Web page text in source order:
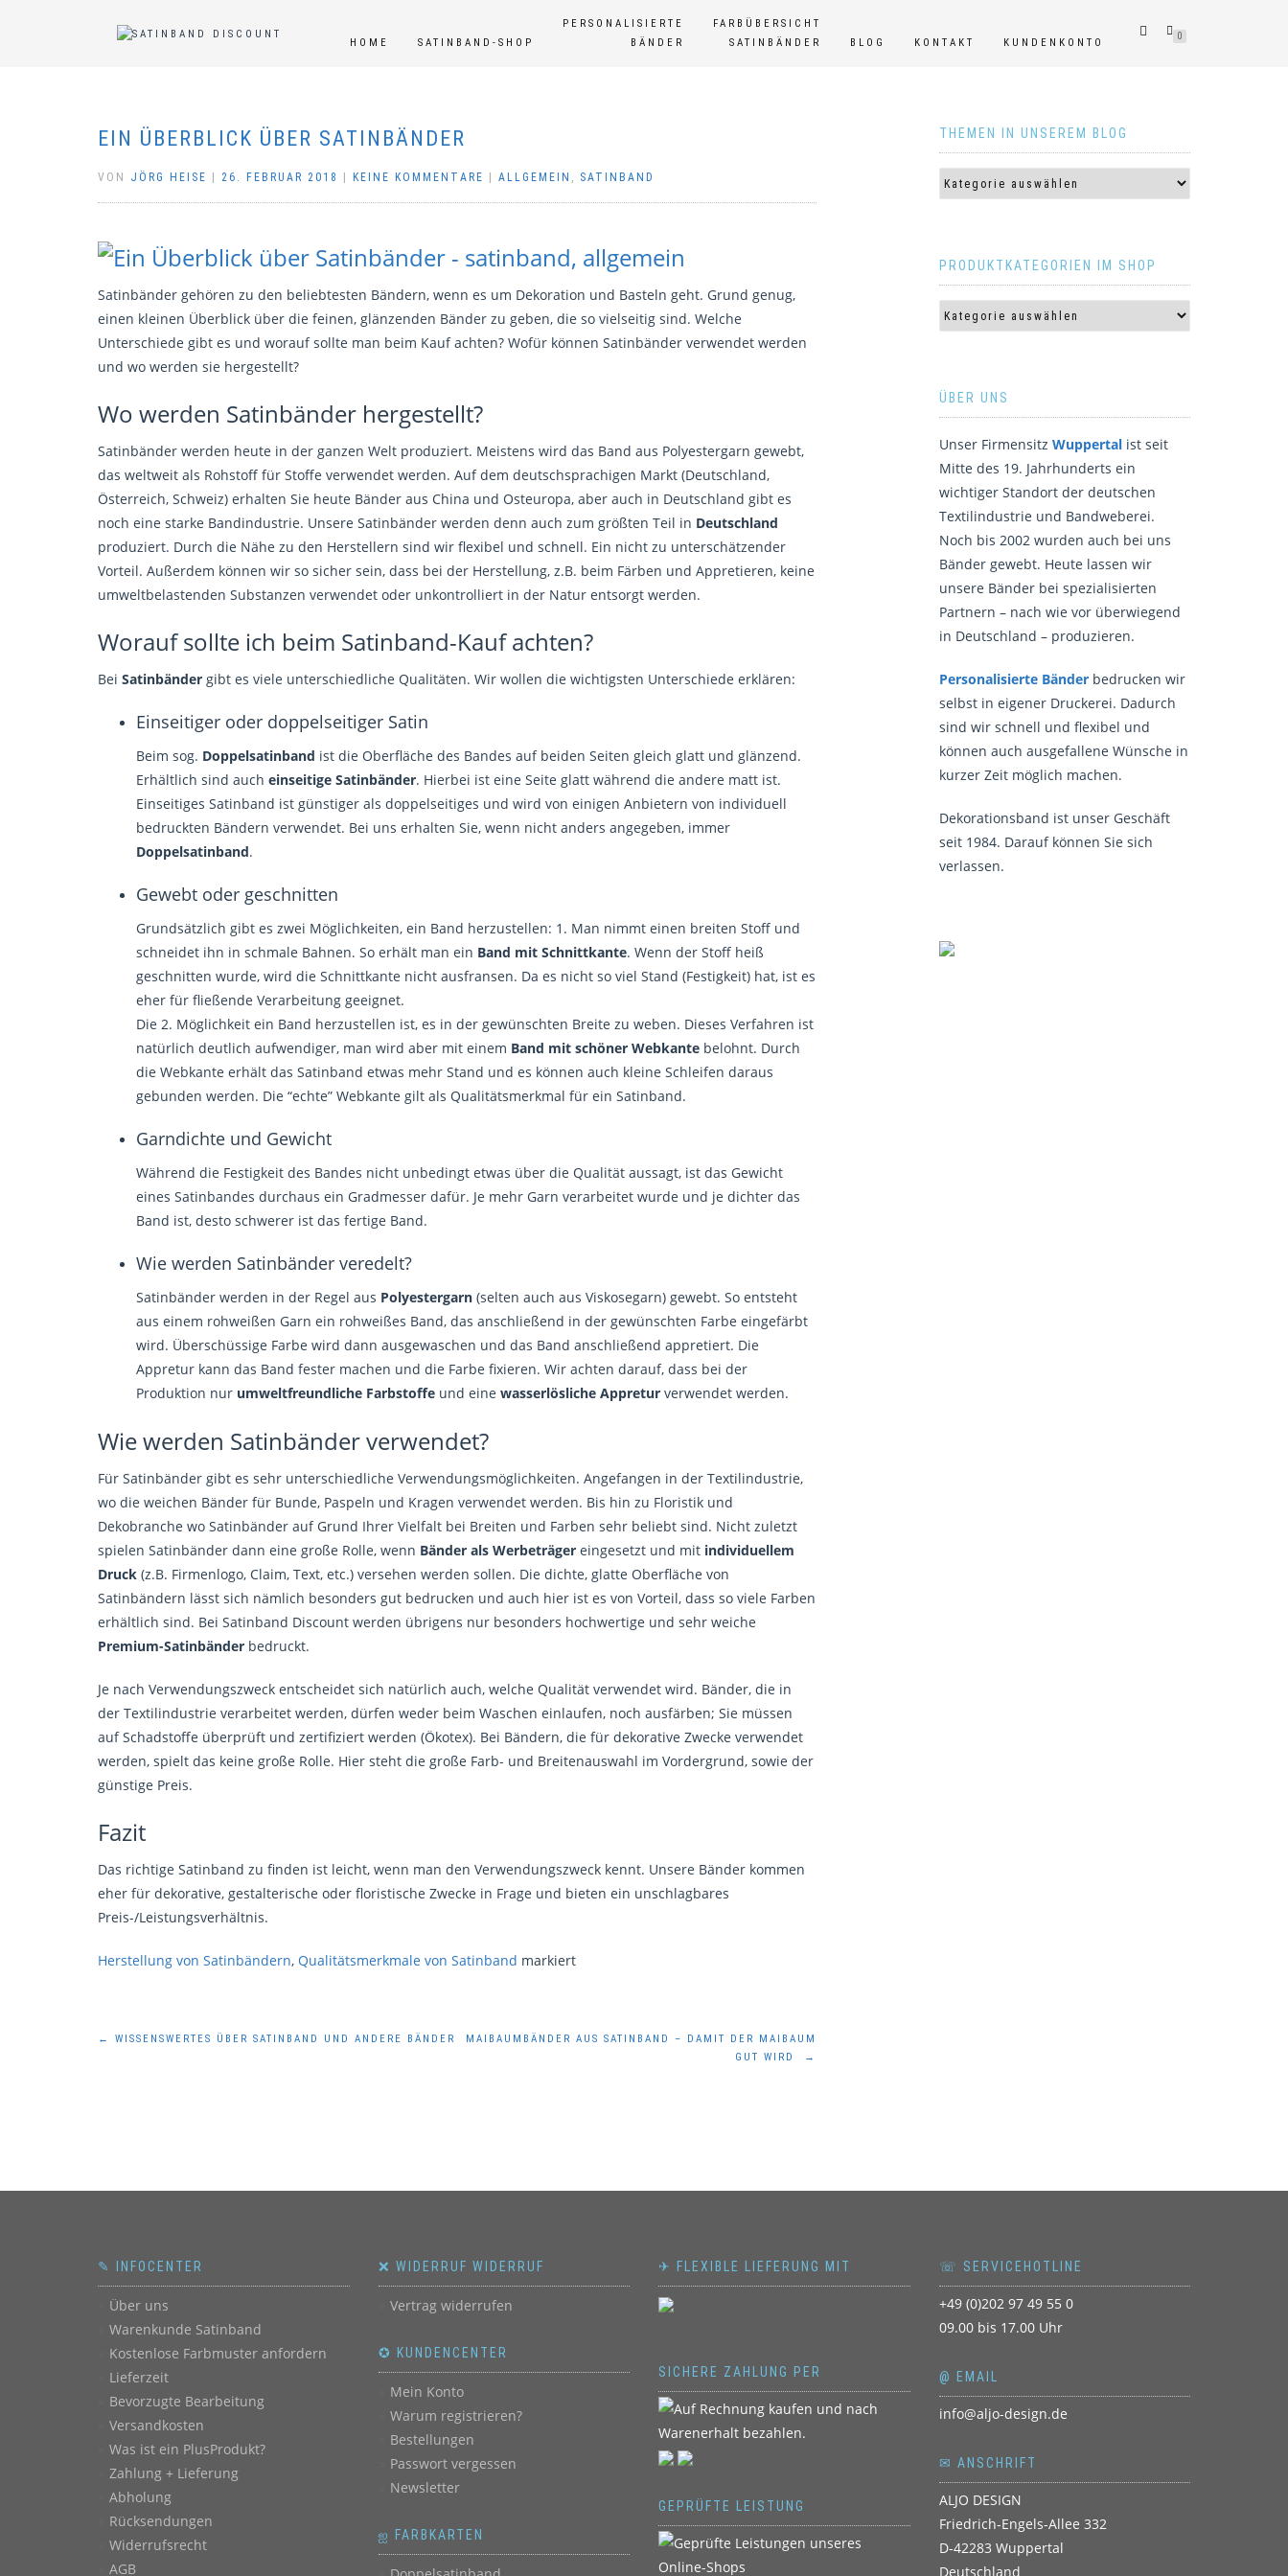
HOME SATINBAND-SHOP
PERSONALISIERTE
BÄNDER
FARBÜBERSICHT
SATINBÄNDER
BLOG KONTAKT KUNDENKONTO
0
EIN ÜBERBLICK ÜBER SATINBÄNDER
VON JÖRG HEISE 26. FEBRUAR 2018 KEINE KOMMENTARE ALLGEMEIN , SATINBAND
Satinbänder gehören zu den beliebtesten Bändern, wenn es um Dekoration und Basteln geht. Grund genug,
einen kleinen Überblick über die feinen, glänzenden Bänder zu geben, die so vielseitig sind. Welche
Unterschiede gibt es und worauf sollte man beim Kauf achten? Wofür können Satinbänder verwendet werden
und wo werden sie hergestellt?
Wo werden Satinbänder hergestellt?
Satinbänder werden heute in der ganzen Welt produziert. Meistens wird das Band aus Polyestergarn gewebt,
das weltweit als Rohstoff für Stoffe verwendet werden. Auf dem deutschsprachigen Markt (Deutschland,
Österreich, Schweiz) erhalten Sie heute Bänder aus China und Osteuropa, aber auch in Deutschland gibt es
noch eine starke Bandindustrie. Unsere Satinbänder werden denn auch zum größten Teil in Deutschland
produziert. Durch die Nähe zu den Herstellern sind wir flexibel und schnell. Ein nicht zu unterschätzender
Vorteil. Außerdem können wir so sicher sein, dass bei der Herstellung, z.B. beim Färben und Appretieren, keine
umweltbelastenden Substanzen verwendet oder unkontrolliert in der Natur entsorgt werden.
Worauf sollte ich beim Satinband-Kauf achten?
Bei Satinbänder gibt es viele unterschiedliche Qualitäten. Wir wollen die wichtigsten Unterschiede erklären:
Einseitiger oder doppelseitiger Satin
Beim sog. Doppelsatinband ist die Oberfläche des Bandes auf beiden Seiten gleich glatt und glänzend.
Erhältlich sind auch einseitige Satinbänder. Hierbei ist eine Seite glatt während die andere matt ist.
Einseitiges Satinband ist günstiger als doppelseitiges und wird von einigen Anbietern von individuell
bedruckten Bändern verwendet. Bei uns erhalten Sie, wenn nicht anders angegeben, immer
Doppelsatinband.
Gewebt oder geschnitten
Grundsätzlich gibt es zwei Möglichkeiten, ein Band herzustellen: 1. Man nimmt einen breiten Stoff und
schneidet ihn in schmale Bahnen. So erhält man ein Band mit Schnittkante. Wenn der Stoff heiß
geschnitten wurde, wird die Schnittkante nicht ausfransen. Da es nicht so viel Stand (Festigkeit) hat, ist es
eher für fließende Verarbeitung geeignet.
Die 2. Möglichkeit ein Band herzustellen ist, es in der gewünschten Breite zu weben. Dieses Verfahren ist
natürlich deutlich aufwendiger, man wird aber mit einem Band mit schöner Webkante belohnt. Durch
die Webkante erhält das Satinband etwas mehr Stand und es können auch kleine Schleifen daraus
gebunden werden. Die “echte” Webkante gilt als Qualitätsmerkmal für ein Satinband.
Garndichte und Gewicht
Während die Festigkeit des Bandes nicht unbedingt etwas über die Qualität aussagt, ist das Gewicht
eines Satinbandes durchaus ein Gradmesser dafür. Je mehr Garn verarbeitet wurde und je dichter das
Band ist, desto schwerer ist das fertige Band.
Wie werden Satinbänder veredelt?
Satinbänder werden in der Regel aus Polyestergarn (selten auch aus Viskosegarn) gewebt. So entsteht
aus einem rohweißen Garn ein rohweißes Band, das anschließend in der gewünschten Farbe eingefärbt
wird. Überschüssige Farbe wird dann ausgewaschen und das Band anschließend appretiert. Die
Appretur kann das Band fester machen und die Farbe fixieren. Wir achten darauf, dass bei der
Produktion nur umweltfreundliche Farbstoffe und eine wasserlösliche Appretur verwendet werden.
Wie werden Satinbänder verwendet?
Für Satinbänder gibt es sehr unterschiedliche Verwendungsmöglichkeiten. Angefangen in der Textilindustrie,
wo die weichen Bänder für Bunde, Paspeln und Kragen verwendet werden. Bis hin zu Floristik und
Dekobranche wo Satinbänder auf Grund Ihrer Vielfalt bei Breiten und Farben sehr beliebt sind. Nicht zuletzt
spielen Satinbänder dann eine große Rolle, wenn Bänder als Werbeträger eingesetzt und mit individuellem
Druck (z.B. Firmenlogo, Claim, Text, etc.) versehen werden sollen. Die dichte, glatte Oberfläche von
Satinbändern lässt sich nämlich besonders gut bedrucken und auch hier ist es von Vorteil, dass so viele Farben
erhältlich sind. Bei Satinband Discount werden übrigens nur besonders hochwertige und sehr weiche
Premium-Satinbänder bedruckt.
Je nach Verwendungszweck entscheidet sich natürlich auch, welche Qualität verwendet wird. Bänder, die in
der Textilindustrie verarbeitet werden, dürfen weder beim Waschen einlaufen, noch ausfärben; Sie müssen
auf Schadstoffe überprüft und zertifiziert werden (Ökotex). Bei Bändern, die für dekorative Zwecke verwendet
werden, spielt das keine große Rolle. Hier steht die große Farb- und Breitenauswahl im Vordergrund, sowie der
günstige Preis.
Fazit
Das richtige Satinband zu finden ist leicht, wenn man den Verwendungszweck kennt. Unsere Bänder kommen
eher für dekorative, gestalterische oder floristische Zwecke in Frage und bieten ein unschlagbares
Preis-/Leistungsverhältnis.
Herstellung von Satinbändern, Qualitätsmerkmale von Satinband markiert
Beitragsnavigation
← WISSENSWERTES ÜBER SATINBAND UND ANDERE BÄNDER
MAIBAUMBÄNDER AUS SATINBAND – DAMIT DER MAIBAUM
GUT WIRD
→
THEMEN IN UNSEREM BLOG
PRODUKTKATEGORIEN IM SHOP
ÜBER UNS
Unser Firmensitz Wuppertalist seit
Mitte des 19. Jahrhunderts ein
wichtiger Standort der deutschen
Textilindustrie und Bandweberei.
Noch bis 2002 wurden auch bei uns
Bänder gewebt. Heute lassen wir
unsere Bänder bei spezialisierten
Partnern – nach wie vor überwiegend
in Deutschland – produzieren.
Personalisierte Bänderbedrucken wir
selbst in eigener Druckerei. Dadurch
sind wir schnell und flexibel und
können auch ausgefallene Wünsche in
kurzer Zeit möglich machen.
Dekorationsband ist unser Geschäft
seit 1984. Darauf können Sie sich
verlassen.
✎ INFOCENTER
Über uns
Warenkunde Satinband
Kostenlose Farbmuster anfordern
Lieferzeit
Bevorzugte Bearbeitung
Versandkosten
Was ist ein PlusProdukt?
Zahlung + Lieferung
Abholung
Rücksendungen
Widerrufsrecht
AGB
❌ WIDERRUF WIDERRUF
Vertrag widerrufen
✪ KUNDENCENTER
Mein Konto
Warum registrieren?
Bestellungen
Passwort vergessen
Newsletter
ஐ FARBKARTEN
✈ FLEXIBLE LIEFERUNG MIT
SICHERE ZAHLUNG PER
GEPRÜFTE LEISTUNG
☏ SERVICEHOTLINE
+49 (0)202 97 49 55 0
09.00 bis 17.00 Uhr
@ EMAIL
info@aljo-design.de
✉ ANSCHRIFT
ALJO DESIGN
Friedrich-Engels-Allee 332
D-42283 Wuppertal
Deutschland